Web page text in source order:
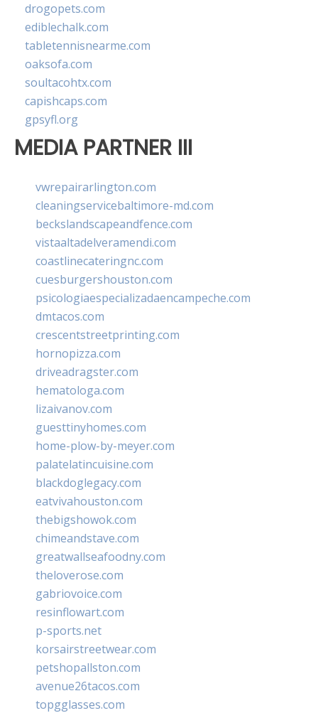
drogopets.com
ediblechalk.com
tabletennisnearme.com
oaksofa.com
soultacohtx.com
capishcaps.com
gpsyfl.org
MEDIA PARTNER III
vwrepairarlington.com
cleaningservicebaltimore-md.com
beckslandscapeandfence.com
vistaaltadelveramendi.com
coastlinecateringnc.com
cuesburgershouston.com
psicologiaespecializadaencampeche.com
dmtacos.com
crescentstreetprinting.com
hornopizza.com
driveadragster.com
hematologa.com
lizaivanov.com
guesttinyhomes.com
home-plow-by-meyer.com
palatelatincuisine.com
blackdoglegacy.com
eatvivahouston.com
thebigshowok.com
chimeandstave.com
greatwallseafoodny.com
theloverose.com
gabriovoice.com
resinflowart.com
p-sports.net
korsairstreetwear.com
petshopallston.com
avenue26tacos.com
topgglasses.com